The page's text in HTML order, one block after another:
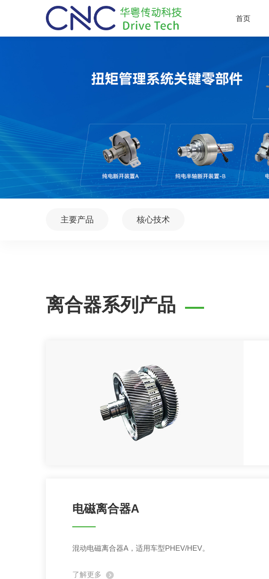
首页
主要产品 核心技术
离合器系列产品
电磁离合器A
混动电磁离合器A，适用车型PHEV/HEV。
了解更多